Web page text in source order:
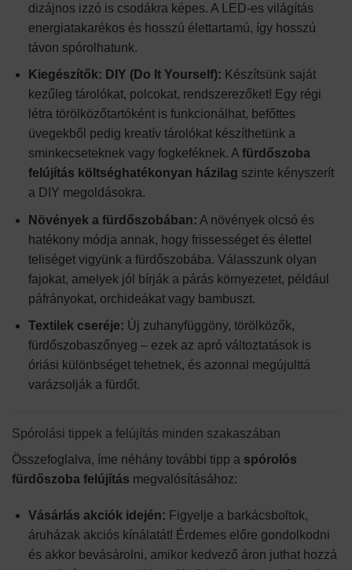
dizájnos izzó is csodákra képes. A LED-es világítás
energiatakarékos és hosszú élettartamú, így hosszú
távon spórolhatunk.
Kiegészítők: DIY (Do It Yourself): Készítsünk saját
kezűleg tárolókat, polcokat, rendszerezőket! Egy régi
létra törölközőtartóként is funkcionálhat, befőttes
üvegekből pedig kreatív tárolókat készíthetünk a
sminkecseteknek vagy fogkeféknek. A fürdőszoba
felújítás költséghatékonyan házilag szinte kényszerít
a DIY megoldásokra.
Növények a fürdőszobában: A növények olcsó és
hatékony módja annak, hogy frissességet és élettel
teliséget vigyünk a fürdőszobába. Válasszunk olyan
fajokat, amelyek jól bírják a párás környezetet, például
páfrányokat, orchideákat vagy bambuszt.
Textilek cseréje: Új zuhanyfüggöny, törölközők,
fürdőszobaszőnyeg – ezek az apró változtatások is
óriási különbséget tehetnek, és azonnal megújulttá
varázsolják a fürdőt.
Spórolási tippek a felújítás minden szakaszában
Összefoglalva, íme néhány további tipp a spórolós
fürdőszoba felújítás megvalósításához:
Vásárlás akciók idején: Figyelje a barkácsboltok,
áruházak akciós kínálatát! Érdemes előre gondolkodni
és akkor bevásárolni, amikor kedvező áron juthat hozzá